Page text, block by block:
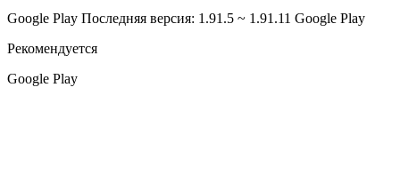
Google Play Последняя версия: 1.91.5 ~ 1.91.11 Google Play
Рекомендуется
Google Play